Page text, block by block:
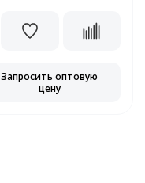
Запросить оптовую
цену